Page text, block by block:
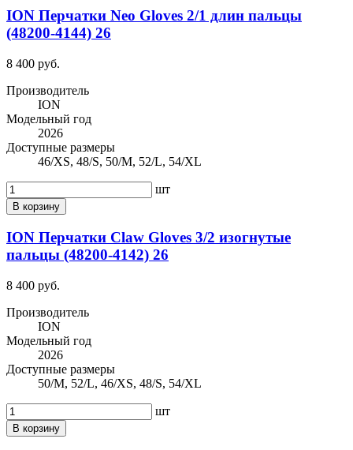
ION Перчатки Neo Gloves 2/1 длин пальцы
(48200-4144) 26
8 400 руб.
Производитель
ION
Модельный год
2026
Доступные размеры
46/XS, 48/S, 50/M, 52/L, 54/XL
шт
В корзину
ION Перчатки Claw Gloves 3/2 изогнутые
пальцы (48200-4142) 26
8 400 руб.
Производитель
ION
Модельный год
2026
Доступные размеры
50/M, 52/L, 46/XS, 48/S, 54/XL
шт
В корзину